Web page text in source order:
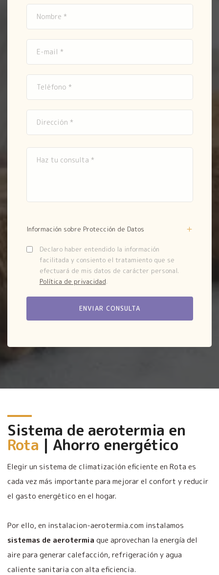
Información sobre Protección de Datos
Declaro haber entendido la información
facilitada y consiento el tratamiento que se
efectuará de mis datos de carácter personal.
Política de privacidad.
Sistema de aerotermia en
Rota | Ahorro energético
Elegir un sistema de climatización eficiente en Rota es
cada vez más importante para mejorar el confort y reducir
el gasto energético en el hogar.
Por ello, en instalacion-aerotermia.com instalamos
sistemas de aerotermia que aprovechan la energía del
aire para generar calefacción, refrigeración y agua
caliente sanitaria con alta eficiencia.